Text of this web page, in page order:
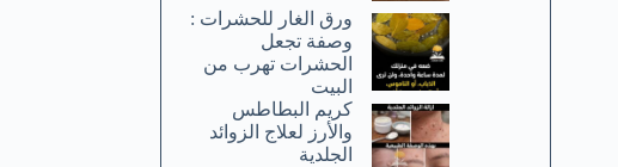
ورق الغار للحشرات :
وصفة تجعل
الحشرات تهرب من
البيت
كريم البطاطس
والأرز لعلاج الزوائد
الجلدية